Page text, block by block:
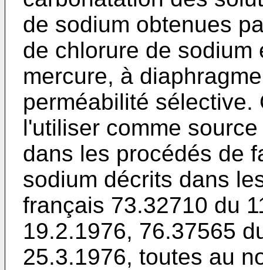
de sodium obtenues
de chlorure de
mercure, à
perméabilité
l'utiliser comme
dans les procédés de
sodium décrits dans
français 73.32710 du
19.2.1976, 76.37565
25.3.1976, toutes au